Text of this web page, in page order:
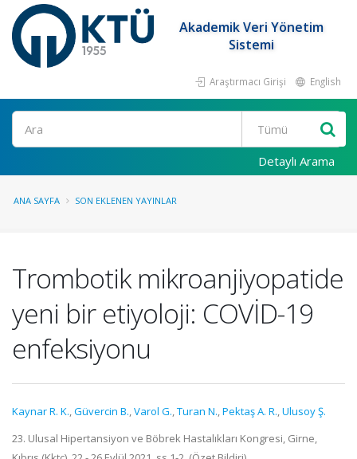
Akademik Veri Yönetim
Sistemi
Araştırmacı Girişi English
Ara
Detaylı Arama
ANA SAYFA SON EKLENEN YAYINLAR
Trombotik mikroanjiyopatide
yeni bir etiyoloji: COVİD-19
enfeksiyonu
Kaynar R. K.,Güvercin B.,Varol G.,Turan N.,Pektaş A. R.,Ulusoy Ş.
23. Ulusal Hipertansiyon ve Böbrek Hastalıkları Kongresi, Girne,